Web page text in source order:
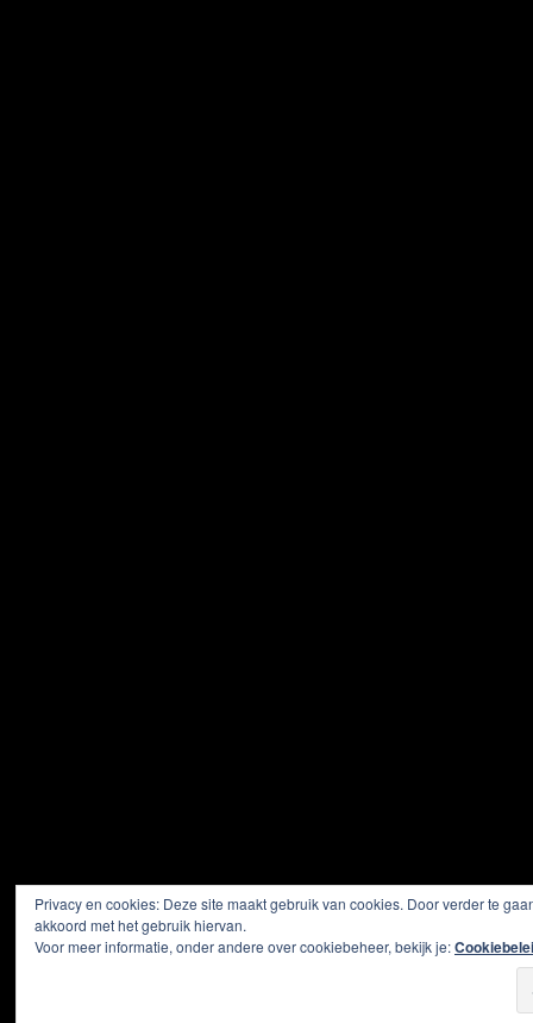
Privacy en cookies: Deze site maakt gebruik van cookies. Door verder te
akkoord met het gebruik hiervan.
Voor meer informatie, onder andere over cookiebeheer, bekijk je: